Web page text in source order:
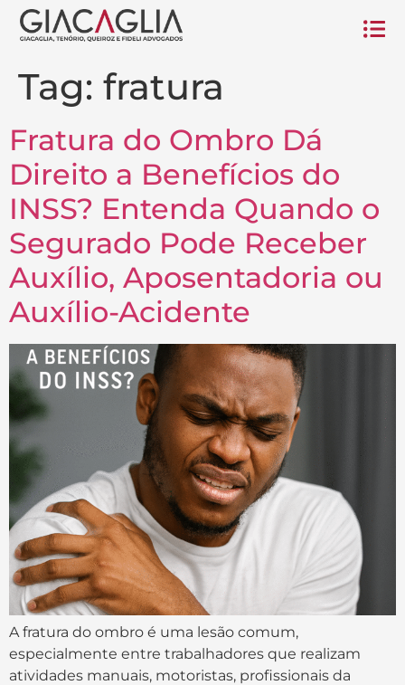
Tag: fratura
Fratura do Ombro Dá
Direito a Benefícios do
INSS? Entenda Quando o
Segurado Pode Receber
Auxílio, Aposentadoria ou
Auxílio-Acidente
A fratura do ombro é uma lesão comum,
especialmente entre trabalhadores que realizam
atividades manuais, motoristas, profissionais da